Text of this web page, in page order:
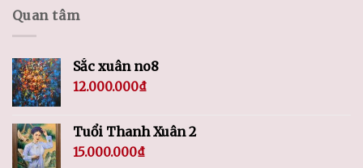
Quan tâm
Sắc xuân no8
12.000.000₫
Tuổi Thanh Xuân 2
15.000.000₫